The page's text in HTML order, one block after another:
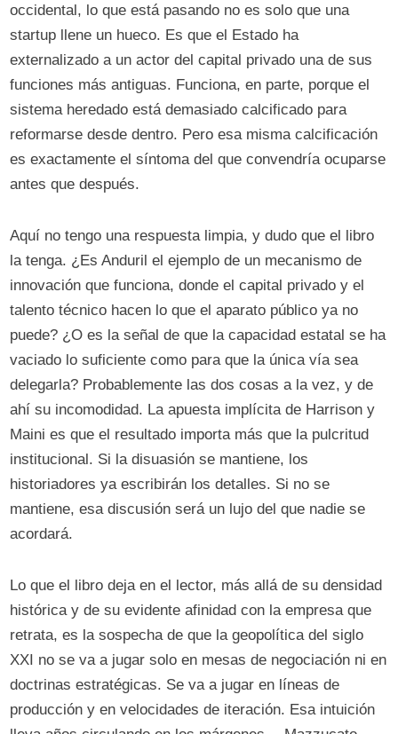
occidental, lo que está pasando no es solo que una
startup llene un hueco. Es que el Estado ha
externalizado a un actor del capital privado una de sus
funciones más antiguas. Funciona, en parte, porque el
sistema heredado está demasiado calcificado para
reformarse desde dentro. Pero esa misma calcificación
es exactamente el síntoma del que convendría ocuparse
antes que después.
Aquí no tengo una respuesta limpia, y dudo que el libro
la tenga. ¿Es Anduril el ejemplo de un mecanismo de
innovación que funciona, donde el capital privado y el
talento técnico hacen lo que el aparato público ya no
puede? ¿O es la señal de que la capacidad estatal se ha
vaciado lo suficiente como para que la única vía sea
delegarla? Probablemente las dos cosas a la vez, y de
ahí su incomodidad. La apuesta implícita de Harrison y
Maini es que el resultado importa más que la pulcritud
institucional. Si la disuasión se mantiene, los
historiadores ya escribirán los detalles. Si no se
mantiene, esa discusión será un lujo del que nadie se
acordará.
Lo que el libro deja en el lector, más allá de su densidad
histórica y de su evidente afinidad con la empresa que
retrata, es la sospecha de que la geopolítica del siglo
XXI no se va a jugar solo en mesas de negociación ni en
doctrinas estratégicas. Se va a jugar en líneas de
producción y en velocidades de iteración. Esa intuición